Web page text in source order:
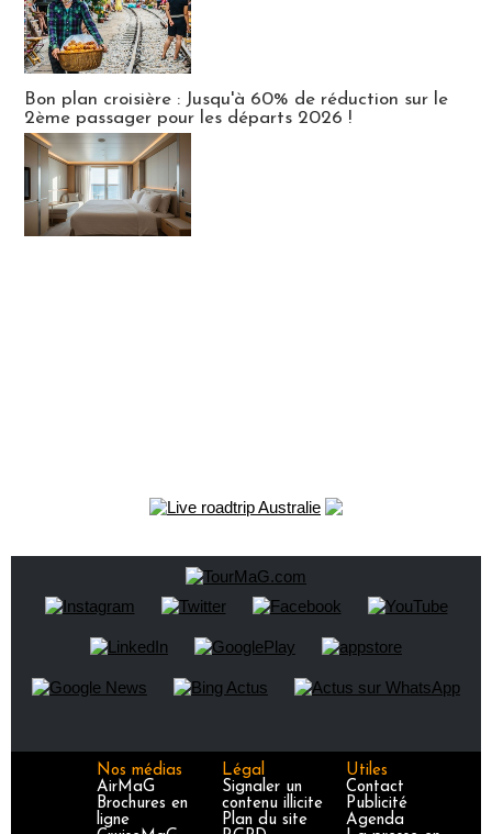
Bon plan croisière : Jusqu'à 60% de réduction sur le
2ème passager pour les départs 2026 !
Nos médias
AirMaG
Brochures en
ligne
Légal
Signaler un
contenu illicite
Plan du site
Utiles
Contact
Publicité
Agenda